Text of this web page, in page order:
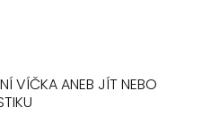
VÍČKA ANEB JÍT NEBO